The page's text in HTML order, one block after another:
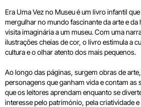
Era Uma Vez no Museu é um livro infantil
mergulhar no mundo fascinante da arte e da
visita imaginária a um museu. Com uma
ilustrações cheias de cor, o livro estimula a
cultura e o olhar atento dos mais pequenos.
Ao longo das páginas, surgem obras de
personagens que ganham vida e contam as
que os leitores aprendam enquanto se
interesse pelo património, pela criatividade